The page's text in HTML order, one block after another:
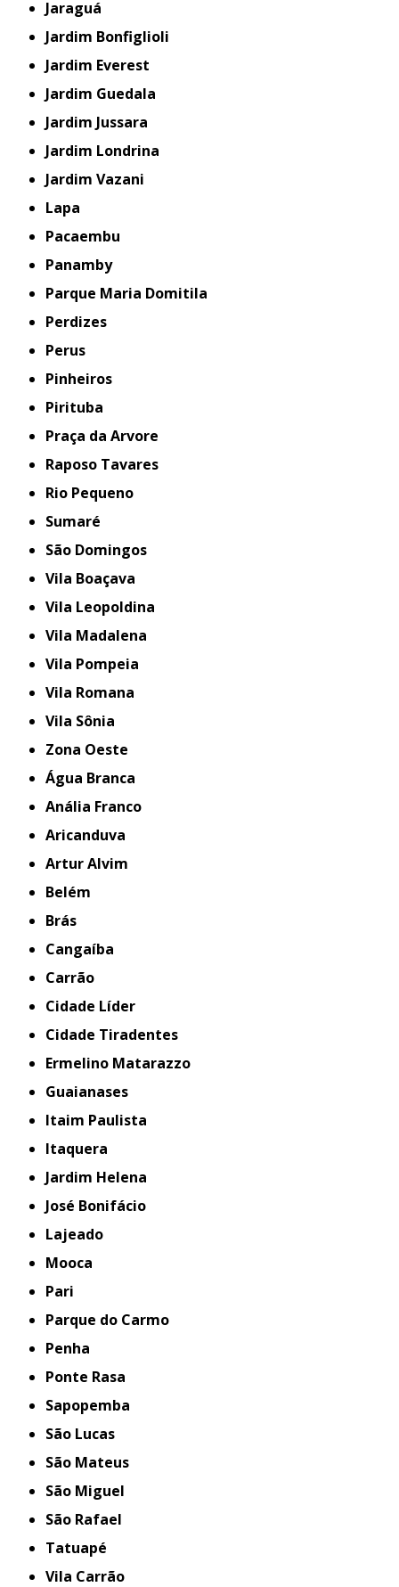
Jaraguá
Jardim Bonfiglioli
Jardim Everest
Jardim Guedala
Jardim Jussara
Jardim Londrina
Jardim Vazani
Lapa
Pacaembu
Panamby
Parque Maria Domitila
Perdizes
Perus
Pinheiros
Pirituba
Praça da Arvore
Raposo Tavares
Rio Pequeno
Sumaré
São Domingos
Vila Boaçava
Vila Leopoldina
Vila Madalena
Vila Pompeia
Vila Romana
Vila Sônia
Zona Oeste
Água Branca
Anália Franco
Aricanduva
Artur Alvim
Belém
Brás
Cangaíba
Carrão
Cidade Líder
Cidade Tiradentes
Ermelino Matarazzo
Guaianases
Itaim Paulista
Itaquera
Jardim Helena
José Bonifácio
Lajeado
Mooca
Pari
Parque do Carmo
Penha
Ponte Rasa
Sapopemba
São Lucas
São Mateus
São Miguel
São Rafael
Tatuapé
Vila Carrão